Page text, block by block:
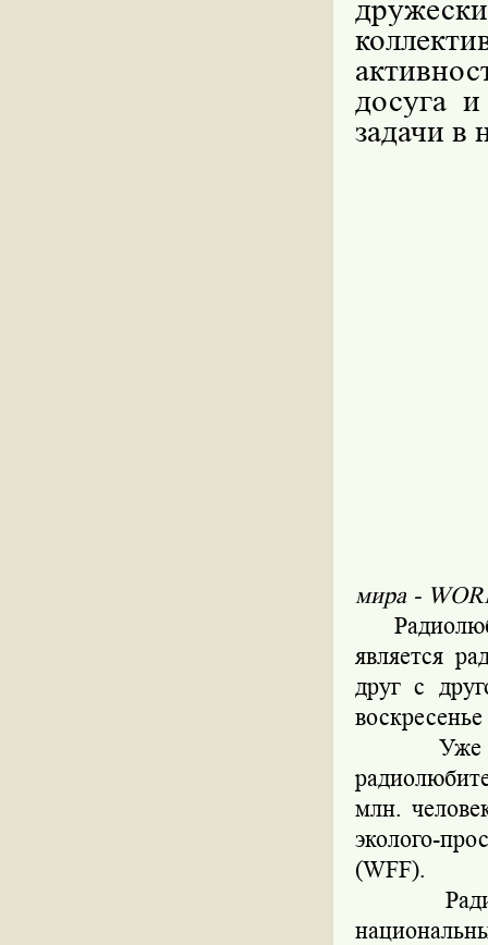
досуга
задачи в
мира -
является
друг с
Уже на
млн.
эколого-
(WFF).